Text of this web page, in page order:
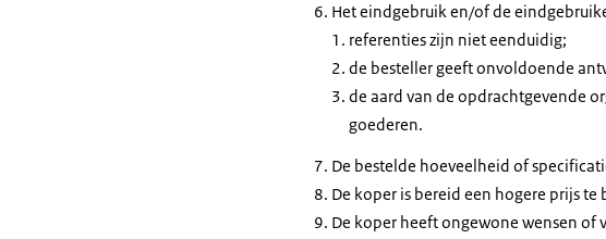
Het eindgebruik en/of de
referenties zijn niet eenduidig;
de besteller geeft onvoldoende
de aard van de opdrachtgevende
goederen.
De bestelde hoeveelheid of
De koper is bereid een hogere prijs
De koper heeft ongewone wensen of